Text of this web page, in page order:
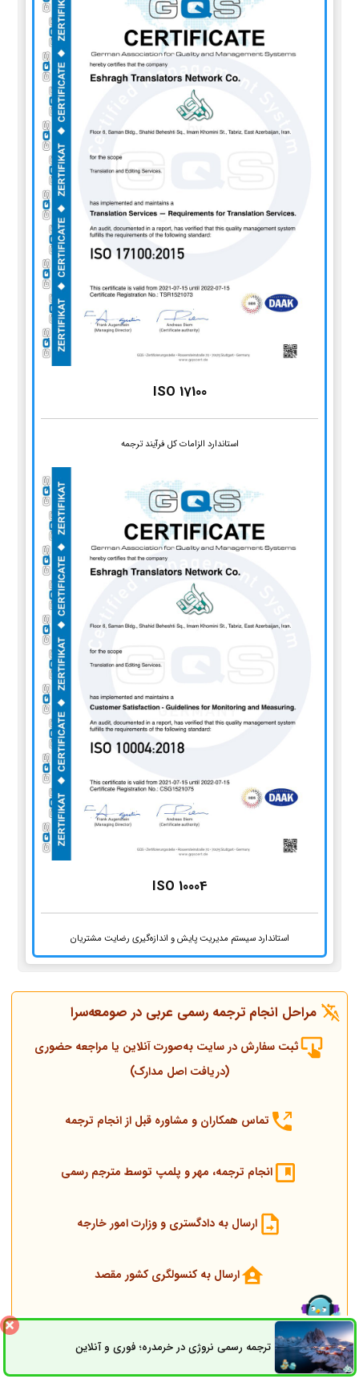
ISO 17100
استاندارد الزامات کل فرآیند ترجمه
ISO 10004
استاندارد سیستم مدیریت پایش و اندازه‌گیری رضایت مشتریان
مراحل انجام ترجمه رسمی عربی در صومعه‌سرا
ثبت سفارش در سایت به‌صورت آنلاین یا مراجعه حضوری
(دریافت اصل مدارک)
تماس همکاران و مشاوره قبل از انجام ترجمه
انجام ترجمه، مهر و پلمپ توسط مترجم رسمی
ارسال به دادگستری و وزارت امور خارجه
ارسال به کنسولگری کشور مقصد
تحویل مدارک اصلی و ترجمه
شایان توجه است پشتیبان سفارش همیشه پاسخگوی سؤالات موجود
ترجمه رسمی نروژی در خرمدره؛ فوری و آنلاینثبت سفارش راه های ارتباطی